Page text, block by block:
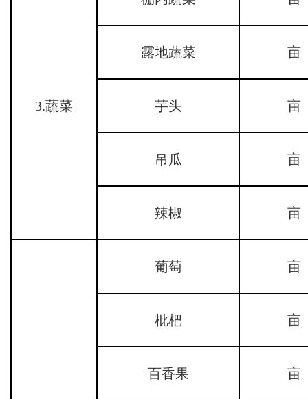
3.蔬菜
露地蔬菜 亩
芋头 亩
吊瓜 亩
辣椒 亩
葡萄 亩
枇杷 亩
百香果 亩